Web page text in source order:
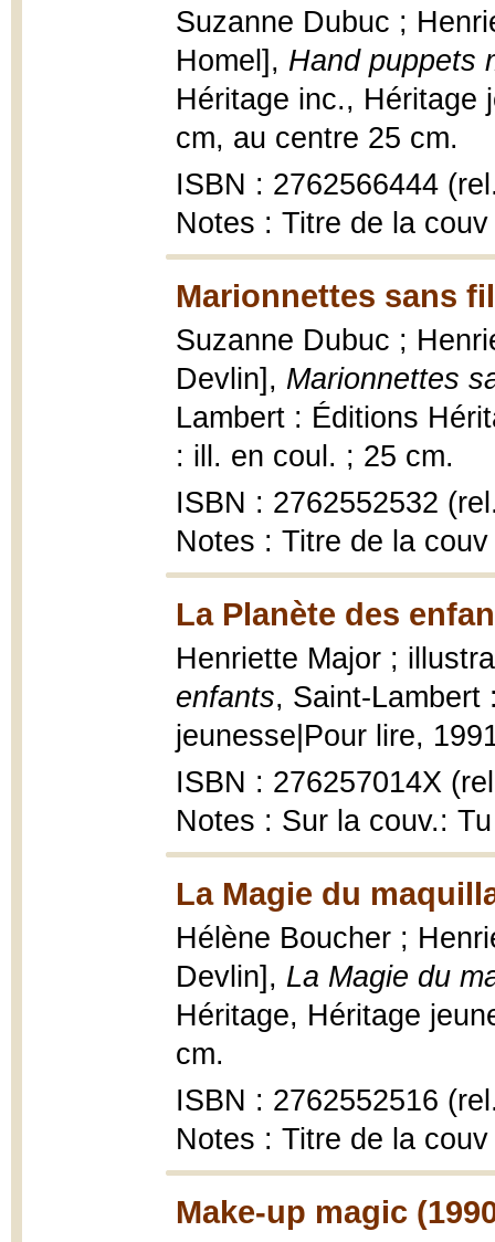
Suzanne Dubuc ;
Homel], Hand puppets
Héritage inc., Héritage
cm, au centre 25 cm.
ISBN : 2762566444
Notes : Titre de la couv
Marionnettes sans
Suzanne Dubuc ;
Devlin], Marionnettes
Lambert : Éditions
: ill. en coul. ; 25 cm.
ISBN : 2762552532
Notes : Titre de la couv
La Planète des
Henriette Major ;
enfants, Saint-Lambert
jeunesse|Pour lire,
ISBN : 276257014X
Notes : Sur la couv.:
La Magie du
Hélène Boucher ;
Devlin], La Magie du
Héritage, Héritage
cm.
ISBN : 2762552516
Notes : Titre de la couv
Make-up magic